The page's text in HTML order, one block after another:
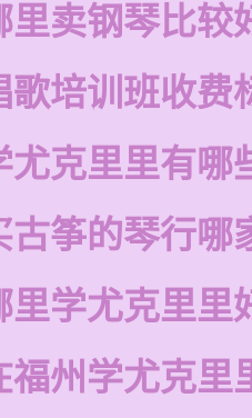
里卖钢琴比较
歌培训班收费
尤克里里有哪
古筝的琴行哪
里学尤克里里
福州学尤克里